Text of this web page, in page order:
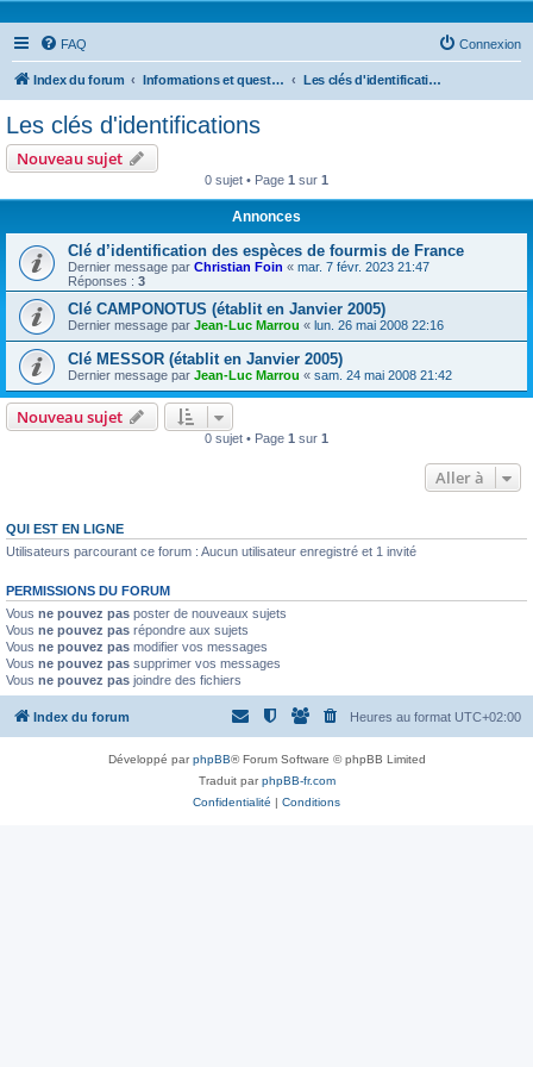
FAQ Connexion
Index du forum Informations et questions taxonomiques Les clés d'identifications
Les clés d'identifications
Nouveau sujet
0 sujet • Page 1 sur 1
Annonces
Clé d’identification des espèces de fourmis de France
Dernier message par Christian Foin « mar. 7 févr. 2023 21:47
Réponses : 3
Clé CAMPONOTUS (établit en Janvier 2005)
Dernier message par Jean-Luc Marrou « lun. 26 mai 2008 22:16
Clé MESSOR (établit en Janvier 2005)
Dernier message par Jean-Luc Marrou « sam. 24 mai 2008 21:42
Nouveau sujet
0 sujet • Page 1 sur 1
Aller à
QUI EST EN LIGNE
Utilisateurs parcourant ce forum : Aucun utilisateur enregistré et 1 invité
PERMISSIONS DU FORUM
Vous ne pouvez pas poster de nouveaux sujets
Vous ne pouvez pas répondre aux sujets
Vous ne pouvez pas modifier vos messages
Vous ne pouvez pas supprimer vos messages
Vous ne pouvez pas joindre des fichiers
Index du forum Heures au format UTC+02:00
Développé parphpBB® Forum Software © phpBB Limited
Traduit parphpBB-fr.com
Confidentialité | Conditions